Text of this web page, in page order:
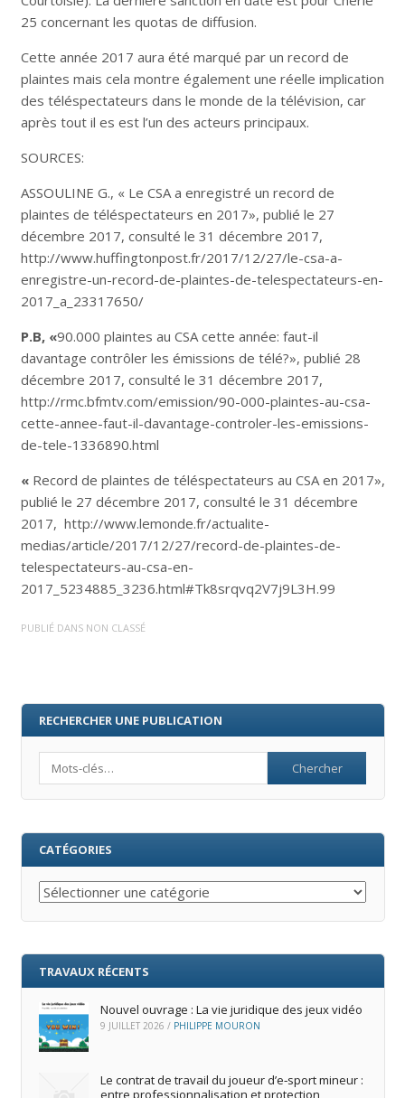
25 concernant les quotas de diffusion.
Cette année 2017 aura été marqué par un record de
plaintes mais cela montre également une réelle implication
des téléspectateurs dans le monde de la télévision, car
après tout il es est l’un des acteurs principaux.
SOURCES:
ASSOULINE G., « Le CSA a enregistré un record de
plaintes de téléspectateurs en 2017», publié le 27
décembre 2017, consulté le 31 décembre 2017,
http://www.huffingtonpost.fr/2017/12/27/le-csa-a-
enregistre-un-record-de-plaintes-de-telespectateurs-en-
2017_a_23317650/
P.B, «90.000 plaintes au CSA cette année: faut-il
davantage contrôler les émissions de télé?», publié 28
décembre 2017, consulté le 31 décembre 2017,
http://rmc.bfmtv.com/emission/90-000-plaintes-au-csa-
cette-annee-faut-il-davantage-controler-les-emissions-
de-tele-1336890.html
«Record de plaintes de téléspectateurs au CSA en 2017»,
publié le 27 décembre 2017, consulté le 31 décembre
2017, http://www.lemonde.fr/actualite-
medias/article/2017/12/27/record-de-plaintes-de-
telespectateurs-au-csa-en-
2017_5234885_3236.html#Tk8srqvq2V7j9L3H.99
PUBLIÉ DANS NON CLASSÉ
RECHERCHER UNE PUBLICATION
CATÉGORIES
Catégories
TRAVAUX RÉCENTS
Nouvel ouvrage : La vie juridique des jeux vidéo
9 JUILLET 2026 / PHILIPPE MOURON
Le contrat de travail du joueur d’e‑sport mineur :
entre professionnalisation et protection